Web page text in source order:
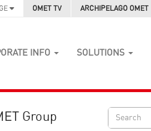
OMET TV ARCHIPELAGO OMET
INFO SOLUTIONS
Group